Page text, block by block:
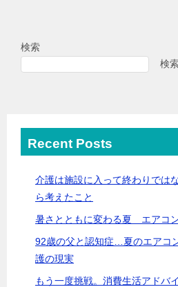
検索
検
Recent Posts
介護は施設に入って終わりでは
ら考えたこと
暑さとともに変わる夏 エアコ
92歳の父と認知症…夏のエアコ
護の現実
もう一度挑戦。消費生活アドバ